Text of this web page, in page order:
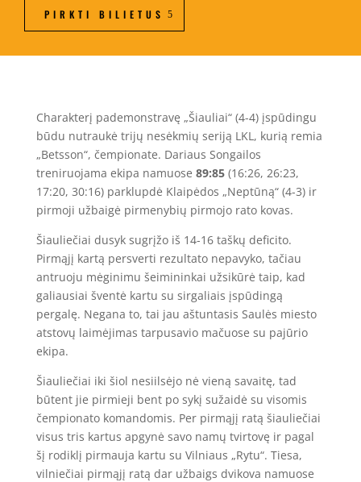
PIRKTI BILIETUS
Charakterį pademonstravę „Šiauliai“ (4-4) įspūdingu
būdu nutraukė trijų nesėkmių seriją LKL, kurią remia
„Betsson“, čempionate. Dariaus Songailos
treniruojama ekipa namuose 89:85(16:26, 26:23,
17:20, 30:16) parklupdė Klaipėdos „Neptūną“ (4-3) ir
pirmoji užbaigė pirmenybių pirmojo rato kovas.
Šiauliečiai dusyk sugrįžo iš 14-16 taškų deficito.
Pirmąjį kartą persverti rezultato nepavyko, tačiau
antruoju mėginimu šeimininkai užsikūrė taip, kad
galiausiai šventė kartu su sirgaliais įspūdingą
pergalę. Negana to, tai jau aštuntasis Saulės miesto
atstovų laimėjimas tarpusavio mačuose su pajūrio
ekipa.
Šiauliečiai iki šiol nesiilsėjo nė vieną savaitę, tad
būtent jie pirmieji bent po sykį sužaidė su visomis
čempionato komandomis. Per pirmąjį ratą šiauliečiai
visus tris kartus apgynė savo namų tvirtovę ir pagal
šį rodiklį pirmauja kartu su Vilniaus „Rytu“. Tiesa,
vilniečiai pirmąjį ratą dar užbaigs dvikova namuose